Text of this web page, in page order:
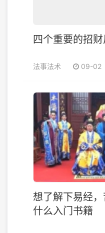
四个重要的招
法事法术 09-02
想了解下易经
什么入门书籍